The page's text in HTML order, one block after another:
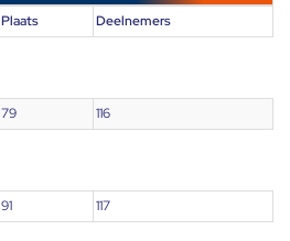
Plaats Deelnemers
79 116
91 117